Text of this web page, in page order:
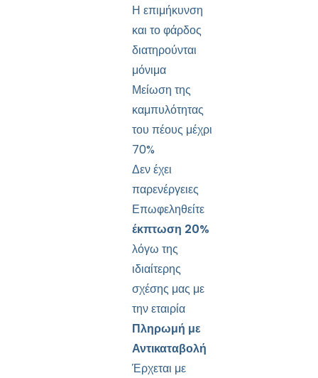
Η επιμήκυνση
και το φάρδος
διατηρούνται
μόνιμα
Μείωση της
καμπυλότητας
του πέους μέχρι
70%
Δεν έχει
παρενέργειες
Επωφεληθείτε
έκπτωση 20%
λόγω της
ιδιαίτερης
σχέσης μας με
την εταιρία
Πληρωμή με
Αντικαταβολή
Έρχεται με